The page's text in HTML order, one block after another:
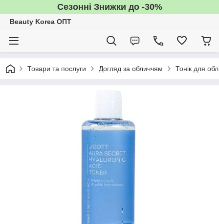
Сезонні Знижки до -30%
Beauty Korea ОПТ
Товари та послуги Догляд за обличчям Тонік для